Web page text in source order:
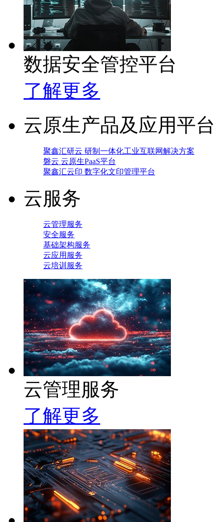
数据安全管控平台
了解更多
云原生产品及应用平台
聚鑫汇研云 研制一体化工业互联网解决方案
磐云 云原生PaaS平台
聚鑫汇云印 数字化文印管理平台
云服务
云管理服务
安全服务
基础架构服务
云应用服务
云培训服务
云管理服务
了解更多